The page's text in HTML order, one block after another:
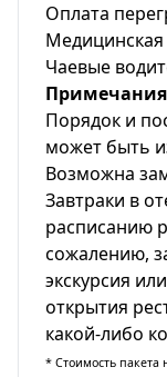
Оплата
Медицинская
Чаевые
Порядок и
может быть
Bозможна
Завтраки в
расписанию
сожалению,
экскурсия
открытия
какой-либо
* Стоимость пакетa